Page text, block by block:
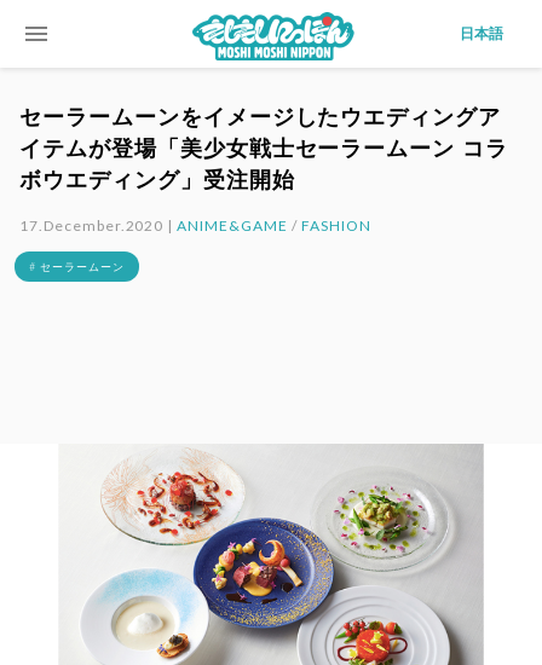
menu 日本語
セーラームーンをイメージしたウエディングア
イテムが登場「美少女戦士セーラームーン コラ
ボウエディング」受注開始
17.December.2020 |ANIME&GAME / FASHION
# セーラームーン